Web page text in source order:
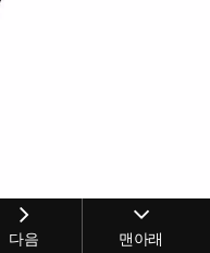
다음 맨아래